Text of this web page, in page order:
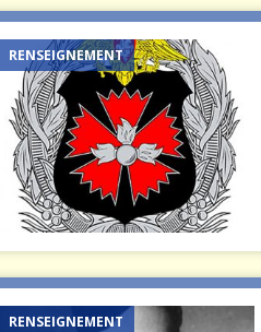
RENSEIGNEMENT
RENSEIGNEMENT